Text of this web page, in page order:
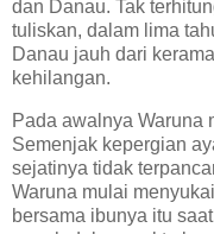
dan Danau. Tak
tuliskan, dalam lima
Danau jauh dari
kehilangan.
Pada awalnya Waruna
Semenjak kepergian
sejatinya tidak
Waruna mulai
bersama ibunya itu